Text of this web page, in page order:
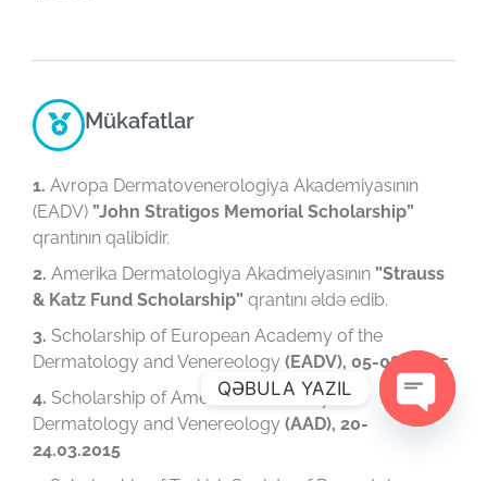
Mükafatlar
1. Avropa Dermatovenerologiya Akademiyasının
(EADV) ”John Stratigos Memorial Scholarship”
qrantının qalibidir.
2. Amerika Dermatologiya Akadmeiyasının ”Strauss
& Katz Fund Scholarship” qrantını əldə edib.
3. Scholarship of European Academy of the
Dermatology and Venereology (EADV), 05-08.03.15
4. Scholarship of American Academy of
Dermatology and Venereology (AAD), 20-
24.03.2015
QƏBULA YAZIL